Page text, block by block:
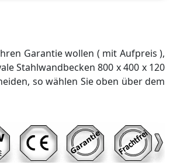
Garantie wollen ( mit Aufpreis ),
Stahlwandbecken 800 x 400 x 120
so wählen Sie oben über dem